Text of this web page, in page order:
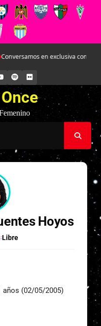
en exclusiva con
YOUTUBE
SPOTIFYFLICKR
Hoyos
Libre
años (02/05/2005)